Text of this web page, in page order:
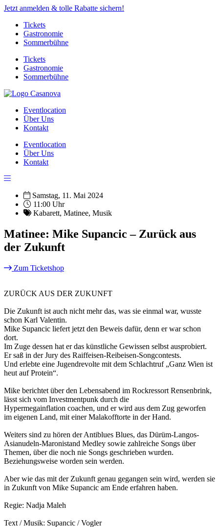
Jetzt anmelden & tolle Rabatte sichern!
Tickets
Gastronomie
Sommerbühne
Tickets
Gastronomie
Sommerbühne
Eventlocation
Über Uns
Kontakt
Eventlocation
Über Uns
Kontakt
Samstag, 11. Mai 2024
11:00 Uhr
Kabarett, Matinee, Musik
Matinee: Mike Supancic – Zurück aus
der Zukunft
Zum Ticketshop
ZURÜCK AUS DER ZUKUNFT
Die Zukunft ist auch nicht mehr das, was sie einmal war, wusste
schon Karl Valentin.
Mike Supancic liefert jetzt den Beweis dafür, denn er war schon
dort.
Im Zuge dessen hat er das künstliche Gewissen selbst ausprobiert.
Er saß in der Jury des Raiffeisen-Reibeisen-Songcontests.
Und erlebte eine Jugendrevolte mit dem Schlachtruf „Ganz Wien ist
heut auf Protein“.
Mike berichtet über den Lebensabend im Rockressort Rensenbrink,
lässt sich vom Investmentpunk durch die
Hypermegainflation coachen, und er wird aus dem Zug geworfen
im eigenen Land, mit einer Malakofftorte in der Hand.
Weiters sind zu hören der Antiblues Blues, das Dürüm-Langos-
Asianudeln-Maronistand Medley sowie zahlreiche Songs über
Themen, über die noch nie Songs geschrieben wurden.
Beziehungsweise worden sein werden.
Aber wie das mit der Zukunft genau gegangen sein wird, werden sie
in Zukunft von Mike Supancic am Ende erfahren haben.
Regie: Nadja Maleh
Text / Musik: Supancic / Vogler